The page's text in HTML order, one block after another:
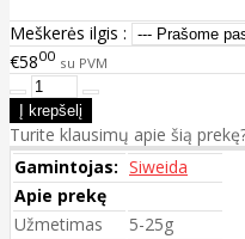
Meškerės ilgis :
€5800 su PVM
Turite klausimų apie šią
Gamintojas: Siweida
Apie prekę
Užmetimas
5-25g